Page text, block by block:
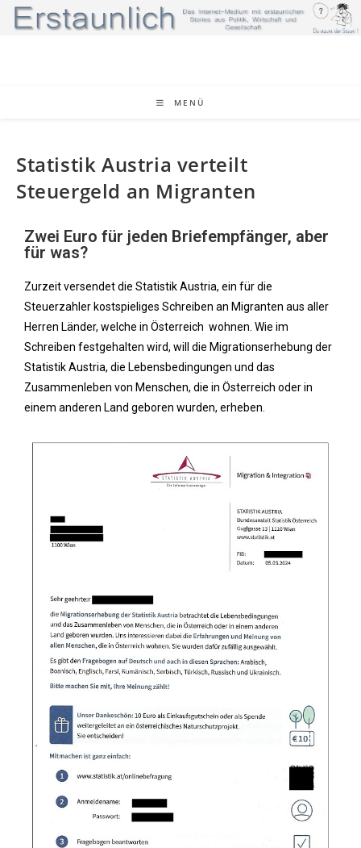
MENÜ
Statistik Austria verteilt
Steuergeld an Migranten
Zwei Euro für jeden Briefempfänger, aber
für was?
Zurzeit versendet die Statistik Austria, ein für die
Steuerzahler kostspieliges Schreiben an Migranten aus aller
Herren Länder, welche in Österreich wohnen. Wie im
Schreiben festgehalten wird, will die Migrationserhebung der
Statistik Austria, die Lebensbedingungen und das
Zusammenleben von Menschen, die in Österreich oder in
einem anderen Land geboren wurden, erheben.